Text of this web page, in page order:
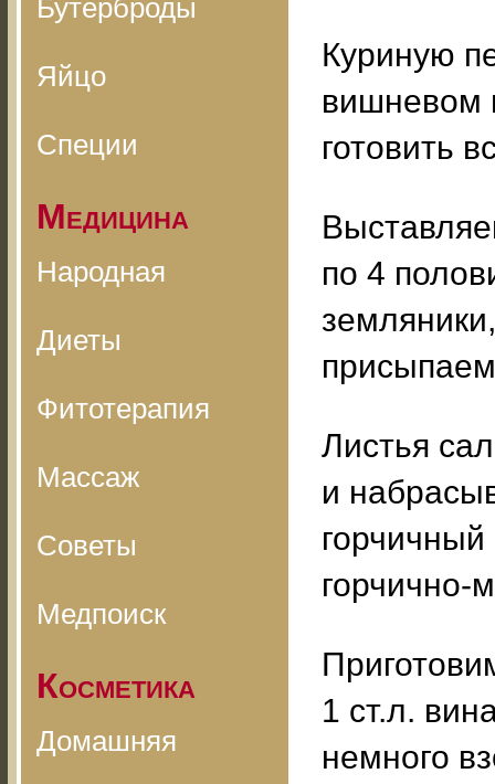
Бутерброды
Яйцо
Специи
Медицина
Народная
Диеты
Фитотерапия
Массаж
Советы
Медпоиск
Косметика
Домашняя
Куриную
вишневом
готовить
по 4
Листья
и
горчичный
горчично-
1 ст.л.
немного